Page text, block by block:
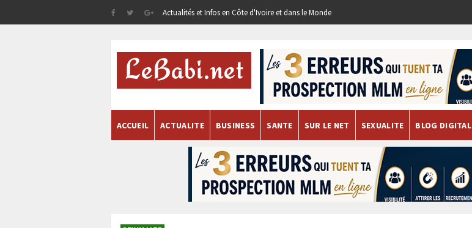
Actualités et Infos en Côte d'Ivoire et dans le Monde
ACCUEIL ACTUALITE BUSINESS SANTE SUR LE NET SEXUALITE BLOG DIGITAL